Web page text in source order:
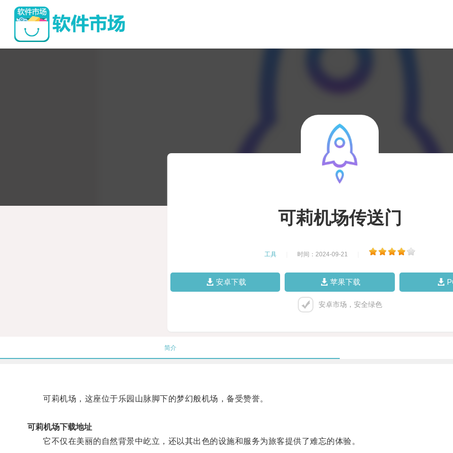
可莉机场传送门
工具 时间：2024-09-21
安卓下载 苹果下载
安卓市场，安全绿色
简介
可莉机场，这座位于乐园山脉脚下的梦幻般机场，备受赞誉。
可莉机场下载地址
它不仅在美丽的自然背景中屹立，还以其出色的设施和服务为旅客提供了难忘的体验。